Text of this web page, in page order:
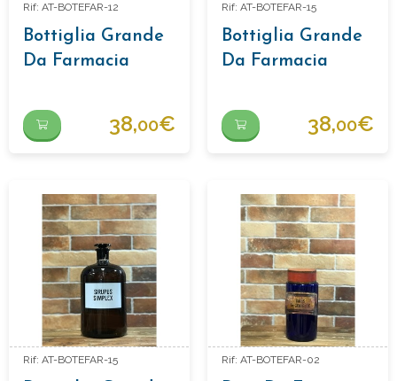
Rif: AT-BOTEFAR-12
Bottiglia Grande
Da Farmacia
38,00€
Rif: AT-BOTEFAR-15
Bottiglia Grande
Da Farmacia
38,00€
Rif: AT-BOTEFAR-15 Rif: AT-BOTEFAR-02